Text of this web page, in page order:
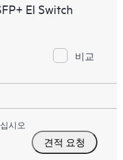
EI Switch
비교
시오
견적 요청